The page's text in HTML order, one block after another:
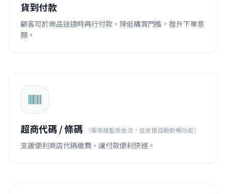
貨到付款
顧客可於商品送達時再行付款，降低購買門檻，提升下單意
願。
超商代碼 / 條碼 （需串接藍新金流，並支援自動對帳功能）
支援便利商店代碼繳費，讓付款便利快速。